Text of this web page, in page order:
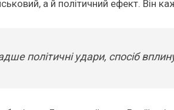
а й політичний ефект. Він
політичні удари, спосіб